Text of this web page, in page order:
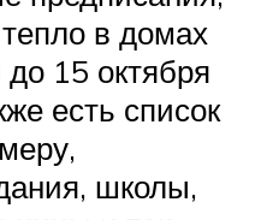
в домах
15 октября
есть список
школы,